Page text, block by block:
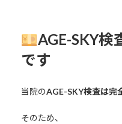
AGE-SKY検
です
当院のAGE-SKY検査は完
そのため、